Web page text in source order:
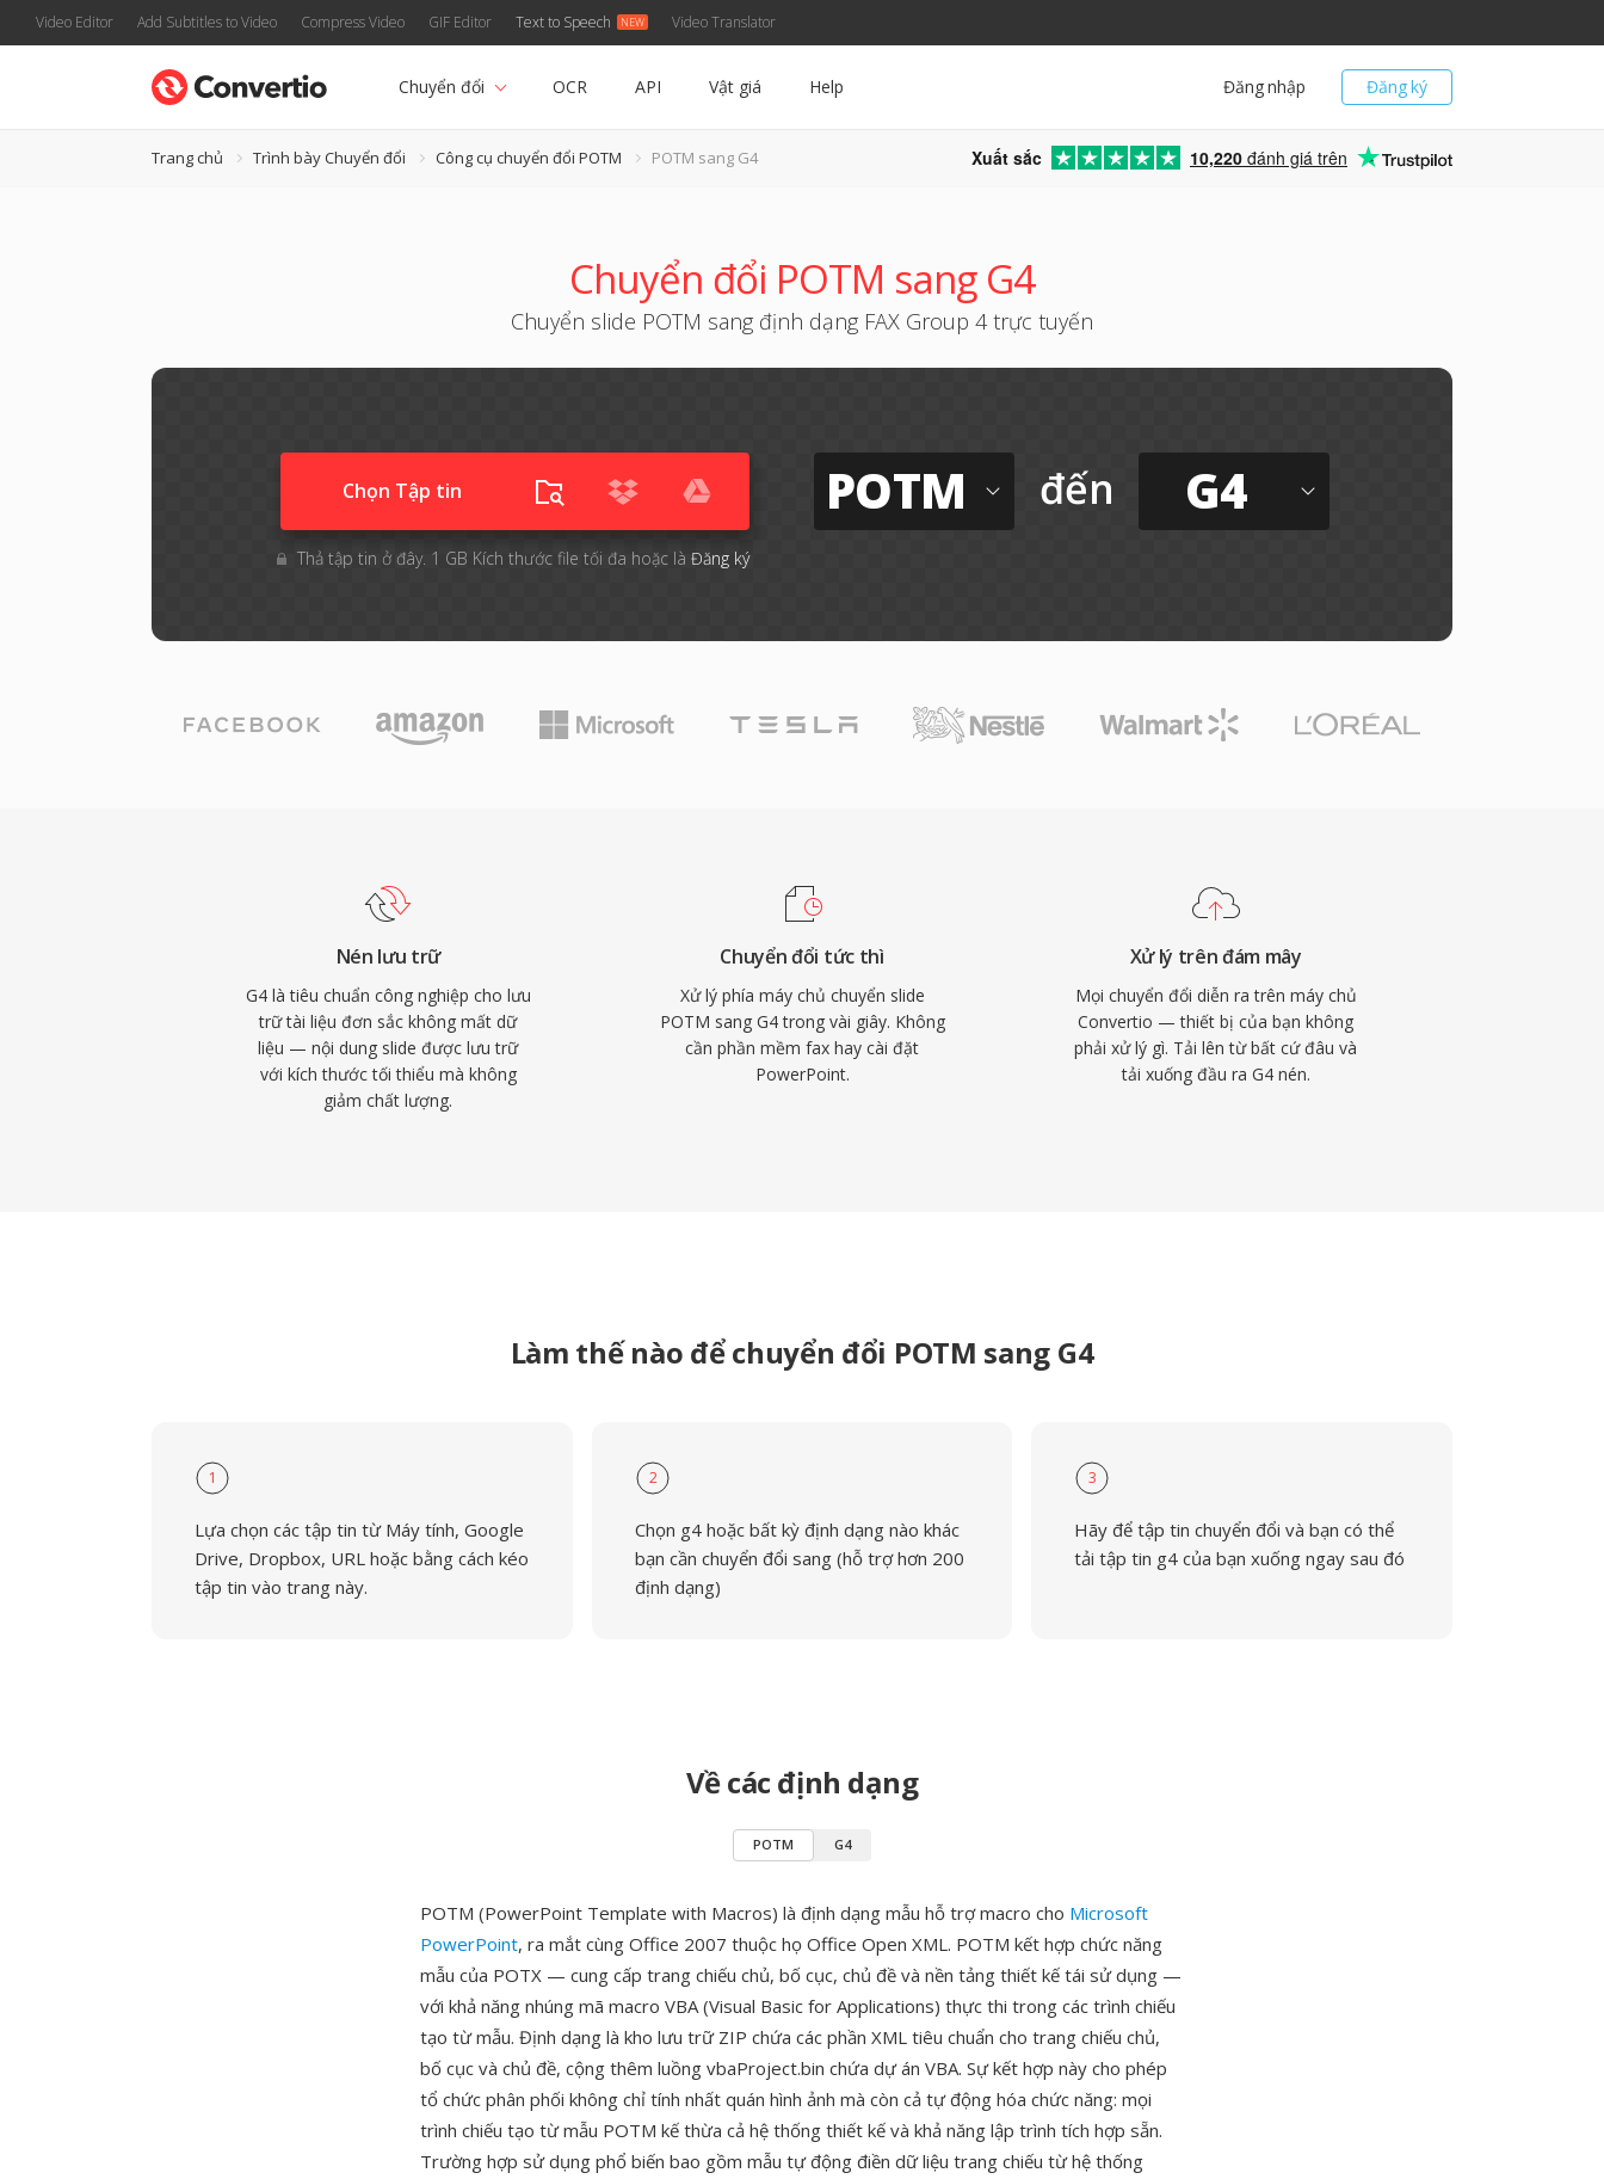
Video Editor Add Subtitles to Video Compress Video GIF Editor Text to Speech Video Translator
Đăng ký
Đăng nhập
Chuyển đổi OCR API Vật giá Help
Trang chủ Trình bày Chuyển đổi Công cụ chuyển đổi POTM POTM sang G4 Xuất sắc 10,220 đánh giá trên
Chuyển đổi POTM sang G4
Chuyển slide POTM sang định dạng FAX Group 4 trực tuyến
Chọn Tập tin
Thả tập tin ở đây. 1 GB Kích thước file tối đa hoặc là Đăng ký
POTM đến G4
Nén lưu trữ
G4 là tiêu chuẩn công nghiệp cho lưu
trữ tài liệu đơn sắc không mất dữ
liệu — nội dung slide được lưu trữ
với kích thước tối thiểu mà không
giảm chất lượng.
Chuyển đổi tức thì
Xử lý phía máy chủ chuyển slide
POTM sang G4 trong vài giây. Không
cần phần mềm fax hay cài đặt
PowerPoint.
Xử lý trên đám mây
Mọi chuyển đổi diễn ra trên máy chủ
Convertio — thiết bị của bạn không
phải xử lý gì. Tải lên từ bất cứ đâu và
tải xuống đầu ra G4 nén.
Làm thế nào để chuyển đổi POTM sang G4
1
Lựa chọn các tập tin từ Máy tính, Google
Drive, Dropbox, URL hoặc bằng cách kéo
tập tin vào trang này.
2
Chọn g4 hoặc bất kỳ định dạng nào khác
bạn cần chuyển đổi sang (hỗ trợ hơn 200
định dạng)
3
Hãy để tập tin chuyển đổi và bạn có thể
tải tập tin g4 của bạn xuống ngay sau đó
Về các định dạng
POTM G4
POTM (PowerPoint Template with Macros) là định dạng mẫu hỗ trợ macro cho Microsoft
PowerPoint, ra mắt cùng Office 2007 thuộc họ Office Open XML. POTM kết hợp chức năng
mẫu của POTX — cung cấp trang chiếu chủ, bố cục, chủ đề và nền tảng thiết kế tái sử dụng —
với khả năng nhúng mã macro VBA (Visual Basic for Applications) thực thi trong các trình chiếu
tạo từ mẫu. Định dạng là kho lưu trữ ZIP chứa các phần XML tiêu chuẩn cho trang chiếu chủ,
bố cục và chủ đề, cộng thêm luồng vbaProject.bin chứa dự án VBA. Sự kết hợp này cho phép
tổ chức phân phối không chỉ tính nhất quán hình ảnh mà còn cả tự động hóa chức năng: mọi
trình chiếu tạo từ mẫu POTM kế thừa cả hệ thống thiết kế và khả năng lập trình tích hợp sẵn.
Trường hợp sử dụng phổ biến bao gồm mẫu tự động điền dữ liệu trang chiếu từ hệ thống